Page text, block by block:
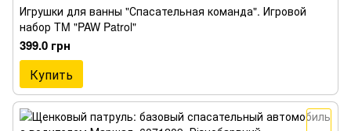
Игрушки для ванны "Спасательная команда". Игровой
набор TM "PAW Patrol"
399.0 грн
Купить